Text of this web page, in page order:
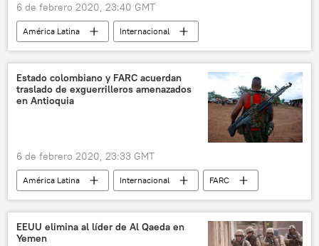
6 de febrero 2020, 23:40 GMT
América Latina
Internacional
México
CELAC
Rusia
noticias
Estado colombiano y FARC acuerdan
traslado de exguerrilleros amenazados
en Antioquia
6 de febrero 2020, 23:33 GMT
América Latina Internacional
FARC
Colombia
exguerrilleros noticias
EEUU elimina al líder de Al Qaeda en
Yemen